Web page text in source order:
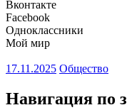
Вконтакте
Facebook
Одноклассники
Мой мир
17.11.2025 Общество
Навигация по